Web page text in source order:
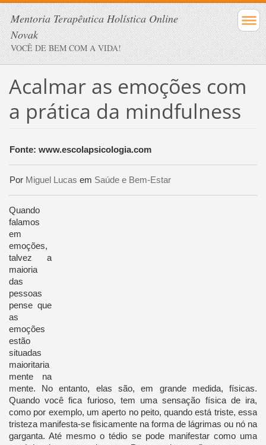
Mentoria Terapêutica Holística Online
Novak
VOCÊ DE BEM COM A VIDA!
Acalmar as emoções com
a prática da mindfulness
Fonte: www.escolapsicologia.com
Por Miguel Lucas em Saúde e Bem-Estar
Quando
falamos
em
emoções,
talvez a
maioria
das
pessoas
pense que
as
emoções
estão
situadas
maioritaria
mente na
mente. No entanto, elas são, em grande medida, físicas.
Quando você fica furioso, tem uma sensação física de ira,
como por exemplo, um aperto no peito, quando está triste, essa
tristeza manifesta-se fisicamente na forma de lágrimas ou nó na
garganta. Até mesmo o tédio se pode manifestar como uma